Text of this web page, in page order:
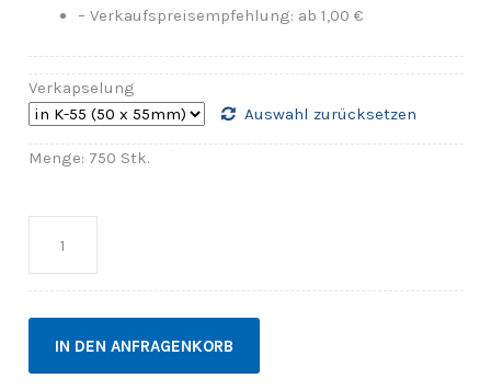
– Verkaufspreisempfehlung: ab 1,00 €
Verkapselung
Auswahl zurücksetzen
Menge: 750 Stk.
IN DEN ANFRAGENKORB